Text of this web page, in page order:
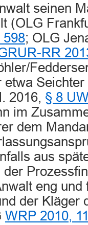
seinen
(OLG
598; OLG
RR
etwa
2016, § 8
im
dem
aus
eng und
der Kläger
WRP 2010,